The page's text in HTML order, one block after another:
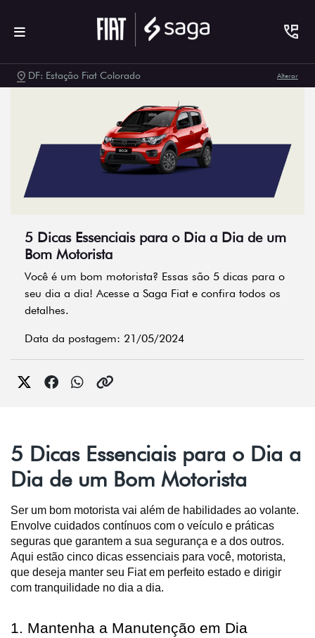
DF: Estação Fiat Colorado Alterar
5 Dicas Essenciais para o Dia a Dia de um
Bom Motorista
Você é um bom motorista? Essas são 5 dicas para o
seu dia a dia! Acesse a Saga Fiat e confira todos os
detalhes.
Data da postagem: 21/05/2024
5 Dicas Essenciais para o Dia a
Dia de um Bom Motorista
Ser um bom motorista vai além de habilidades ao volante.
Envolve cuidados contínuos com o veículo e práticas
seguras que garantem a sua segurança e a dos outros.
Aqui estão cinco dicas essenciais para você, motorista,
que deseja manter seu Fiat em perfeito estado e dirigir
com tranquilidade no dia a dia.
1. Mantenha a Manutenção em Dia